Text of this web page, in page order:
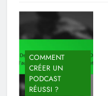
COMMENT
CRÉER UN
PODCAST
RÉUSSI ?